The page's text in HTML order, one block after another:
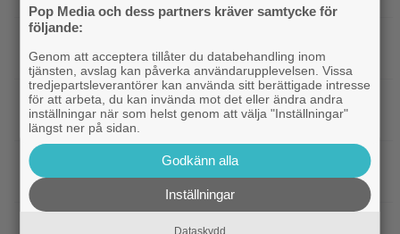
HBO Max
drama i ”Heated Rivalry” säsong 2
Netflix|Netflix har stängt in en snubbe i en
reklamskylt – PR-tricket som får LA att titta upp
Dokumentär
Hör Sveriges märkligaste skratt i
trailern till ”Bäst i världen”
Ny milstolpe för ”The Odyssey” –
Pop Media och dess partners kräver samtycke för
följande:
Genom att acceptera tillåter du databehandling inom
tjänsten, avslag kan påverka användarupplevelsen. Vissa
tredjepartsleverantörer kan använda sitt berättigade intresse
för att arbeta, du kan invända mot det eller ändra andra
inställningar när som helst genom att välja "Inställningar"
längst ner på sidan.
Godkänn alla
Inställningar
Dataskydd